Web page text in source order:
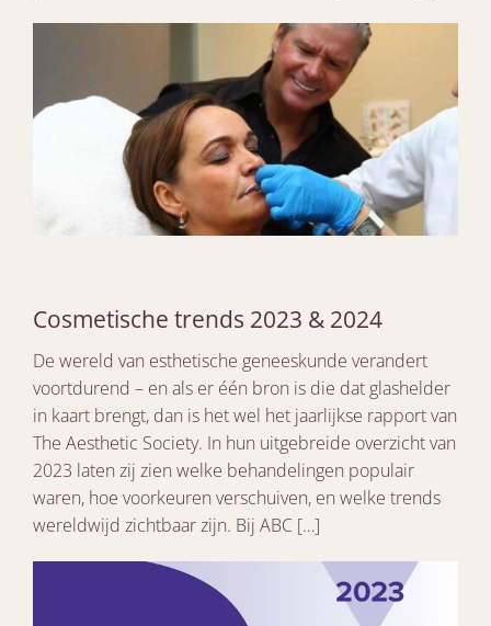
Cosmetische trends 2023 & 2024
De wereld van esthetische geneeskunde verandert
voortdurend – en als er één bron is die dat glashelder
in kaart brengt, dan is het wel het jaarlijkse rapport van
The Aesthetic Society. In hun uitgebreide overzicht van
2023 laten zij zien welke behandelingen populair
waren, hoe voorkeuren verschuiven, en welke trends
wereldwijd zichtbaar zijn. Bij ABC […]